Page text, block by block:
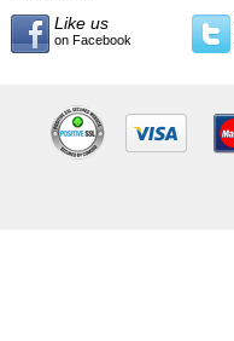
Like us
on Facebook